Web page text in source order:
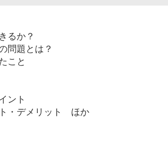
るか？
問題とは？
こと
ント
ト・デメリット ほか